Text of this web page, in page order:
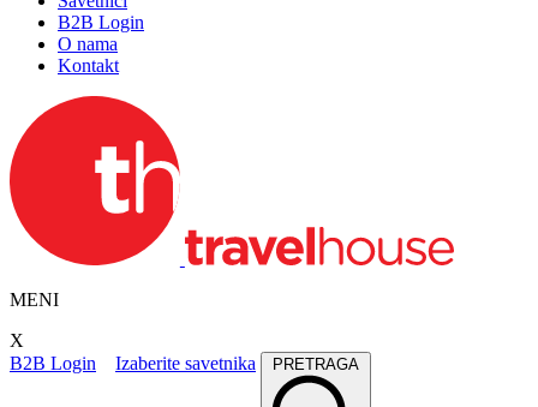
B2B Login
O nama
Kontakt
MENI
X
B2B Login
Izaberite savetnika PRETRAGA